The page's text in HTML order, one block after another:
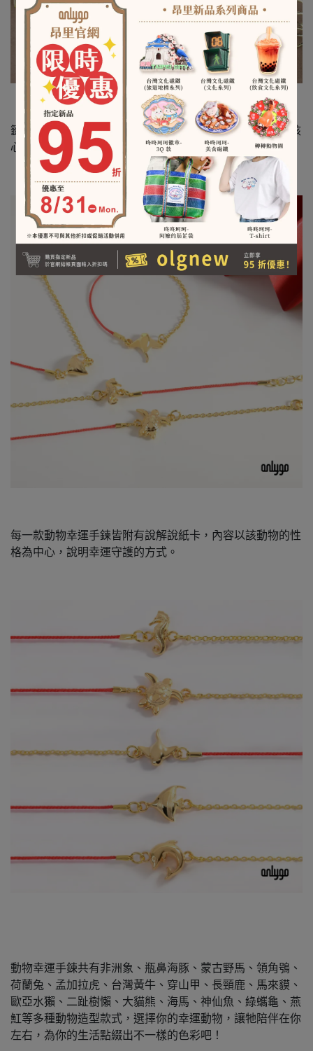
籤詩文化是台灣民間盛行許久的文化，我們以籤詩為靈感核
心，結合各動物的特色性格，將其賦予祝福意涵～
每一款動物幸運手鍊皆附有說解說紙卡，內容以該動物的性
格為中心，說明幸運守護的方式。
動物幸運手鍊共有非洲象、瓶鼻海豚、蒙古野馬、領角鴞、
荷蘭兔、孟加拉虎、台灣黃牛、穿山甲、長頸鹿、馬來貘、
歐亞水獺、二趾樹懶、大貓熊、海馬、神仙魚、綠蠵龜、燕
魟等多種動物造型款式，選擇你的幸運動物，讓牠陪伴在你
左右，為你的生活點綴出不一樣的色彩吧！